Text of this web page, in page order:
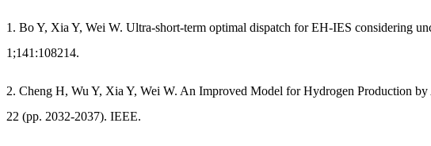
1. Bo Y, Xia Y, Wei W. Ultra-short-term optimal dispatch for EH-IES considering
1;141:108214.
2. Cheng H, Wu Y, Xia Y, Wei W. An Improved Model for Hydrogen Production
22 (pp. 2032-2037). IEEE.